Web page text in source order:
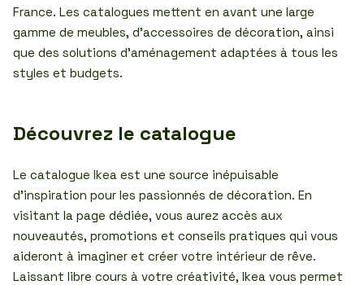
France. Les catalogues mettent en avant une large
gamme de meubles, d’accessoires de décoration, ainsi
que des solutions d’aménagement adaptées à tous les
styles et budgets.
Découvrez le catalogue
Le catalogue Ikea est une source inépuisable
d’inspiration pour les passionnés de décoration. En
visitant la page dédiée, vous aurez accès aux
nouveautés, promotions et conseils pratiques qui vous
aideront à imaginer et créer votre intérieur de rêve.
Laissant libre cours à votre créativité, Ikea vous permet